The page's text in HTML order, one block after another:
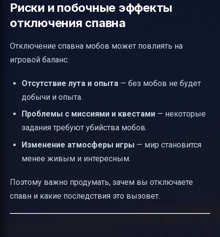
Риски и побочные эффекты
отключения спавна
Отключение спавна мобов может повлиять на
игровой баланс:
Отсутствие лута и опыта — без мобов не будет
добычи и опыта.
Проблемы с миссиями и квестами — некоторые
задания требуют убийства мобов.
Изменение атмосферы игры — мир становится
менее живым и интересным.
Поэтому важно продумать, зачем вы отключаете
спавн и какие последствия это вызовет.